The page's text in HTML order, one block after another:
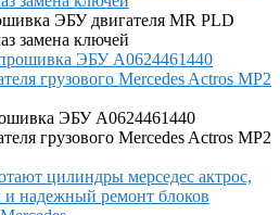
ЭБУ двигателя MR PLD
замена ключей
ЭБУ A0624461440
грузового Mercedes Actros MP2